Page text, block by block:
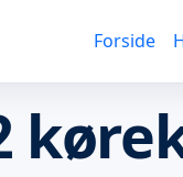
Forside